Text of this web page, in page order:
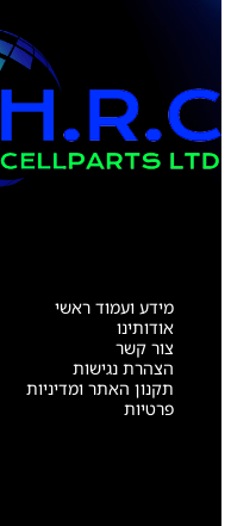
מידע ועמוד ראשי
אודותינו
צור קשר
הצהרת נגישות
תקנון האתר ומדיניות
פרטיות